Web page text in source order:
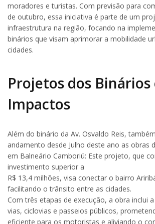
moradores e turistas. Com previsão para
de outubro, essa iniciativa é parte de um
infraestrutura na região, focando na
binários que visam aprimorar a mobilidade
cidades.
Projetos dos Binários
Impactos
Além do binário da Av. Osvaldo Reis,
andamento desde Julho deste ano as obras
em Balneário Camboriú: Este projeto, que
investimento superior a
R$ 13,4 milhões, visa conectar o bairro
facilitando o trânsito entre as cidades.
Com três etapas de execução, a obra inclui
vias, ciclovias e passeios públicos,
eficiente para os motoristas e aliviando o